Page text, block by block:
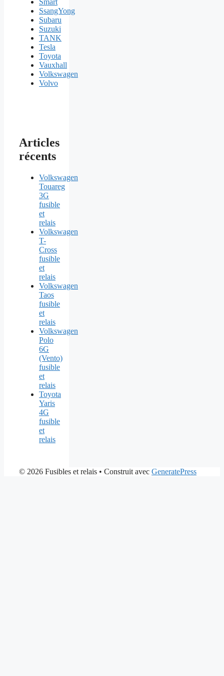
SsangYong
Subaru
Suzuki
TANK
Tesla
Toyota
Vauxhall
Volkswagen
Volvo
Articles
récents
Volkswagen
Touareg
3G
fusible
et
relais
Volkswagen
T-
Cross
fusible
et
relais
Volkswagen
Taos
fusible
et
relais
Volkswagen
Polo
6G
(Vento)
fusible
et
relais
Toyota
Yaris
4G
fusible
et
relais
© 2026 Fusibles et relais • Construit avec GeneratePress